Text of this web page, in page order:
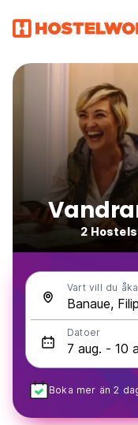
2
Vart vill du
Datoer
Boka mer än 2